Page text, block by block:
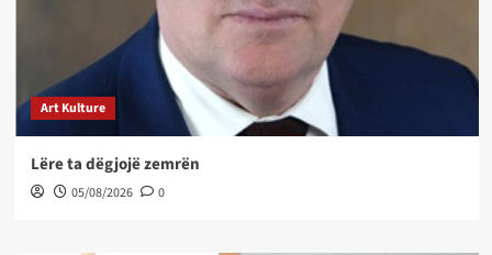
Art Kulture
Lëre ta dëgjojë zemrën
05/08/2026 0